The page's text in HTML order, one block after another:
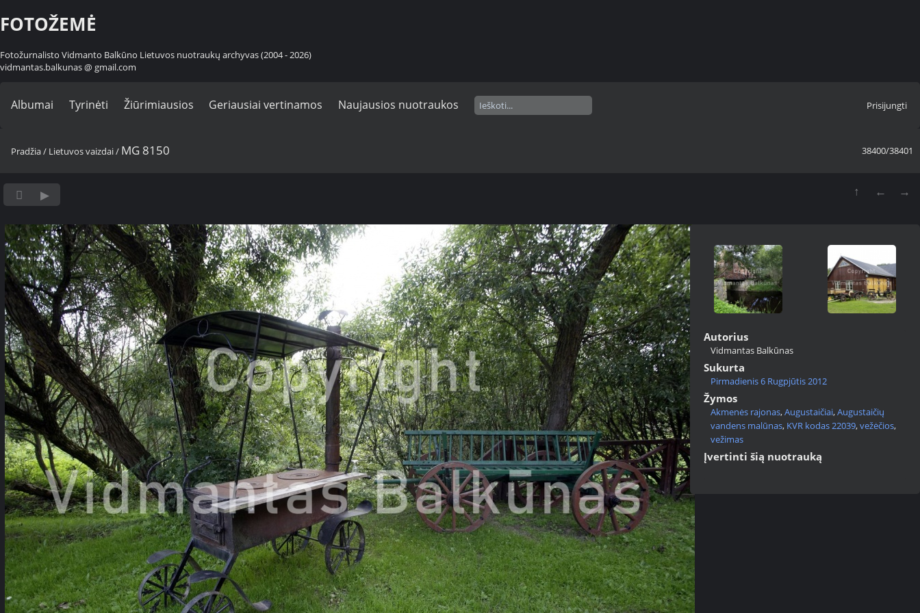
FOTOŽEMĖ
Fotožurnalisto Vidmanto Balkūno Lietuvos nuotraukų archyvas (2004 - 2026)
vidmantas.balkunas @ gmail.com
Albumai Tyrinėti Žiūrimiausios Geriausiai vertinamos Naujausios nuotraukos Prisijungti
38400/38401
Pradžia/ Lietuvos vaizdai/ MG 8150
Autorius
Vidmantas Balkūnas
Sukurta
Pirmadienis 6 Rugpjūtis 2012
Žymos
Akmenės rajonas,Augustaičiai,Augustaičių
vandens malūnas, KVR kodas 22039,vežėčios,
vežimas
Įvertinti šią nuotrauką